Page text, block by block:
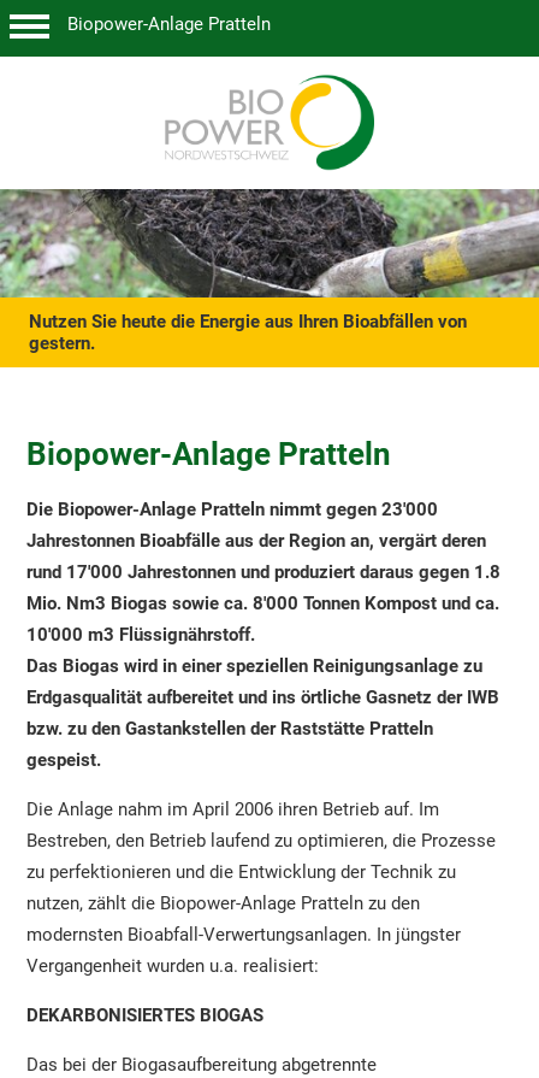
Biopower-Anlage Pratteln
Nutzen Sie heute die Energie aus Ihren Bioabfällen von
gestern.
Biopower-Anlage Pratteln
Die Biopower-Anlage Pratteln nimmt gegen 23'000
Jahrestonnen Bioabfälle aus der Region an, vergärt deren
rund 17'000 Jahrestonnen und produziert daraus gegen 1.8
Mio. Nm3 Biogas sowie ca. 8'000 Tonnen Kompost und ca.
10'000 m3 Flüssignährstoff.
Das Biogas wird in einer speziellen Reinigungsanlage zu
Erdgasqualität aufbereitet und ins örtliche Gasnetz der IWB
bzw. zu den Gastankstellen der Raststätte Pratteln
gespeist.
Die Anlage nahm im April 2006 ihren Betrieb auf. Im
Bestreben, den Betrieb laufend zu optimieren, die Prozesse
zu perfektionieren und die Entwicklung der Technik zu
nutzen, zählt die Biopower-Anlage Pratteln zu den
modernsten Bioabfall-Verwertungsanlagen. In jüngster
Vergangenheit wurden u.a. realisiert:
DEKARBONISIERTES BIOGAS
Das bei der Biogasaufbereitung abgetrennte